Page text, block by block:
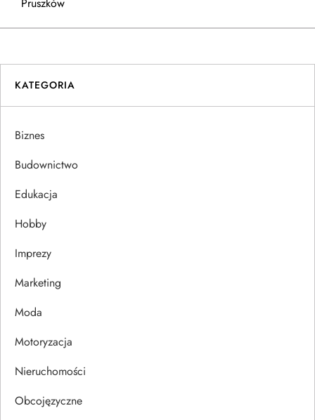
w
g
a
c
j
a
w
p
i
s
u
KATEGORIA
Biznes
Budownictwo
Edukacja
Hobby
Imprezy
Marketing
Moda
Motoryzacja
Nieruchomości
Obcojęzyczne